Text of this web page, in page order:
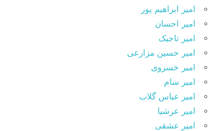
امیر ابراهیم پور
امیر احسان
امیر تاجیک
امیر حسین مزارعی
امیر خسروی
امیر سام
امیر عباس گلاب
امیر عرشیا
امیر عشقی